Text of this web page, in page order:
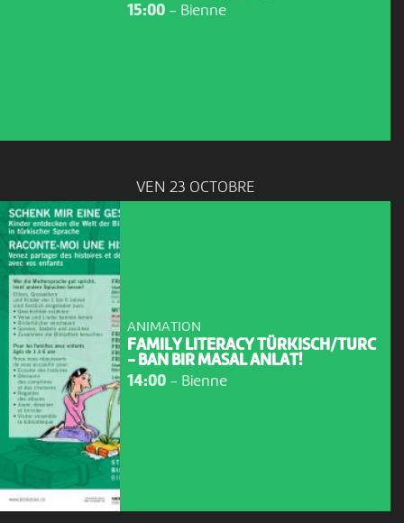
15:00- Bienne
VEN 23 OCTOBRE
ANIMATION
FAMILY LITERACY TÜRKISCH/TURC
- BAN BIR MASAL ANLAT!
14:00- Bienne